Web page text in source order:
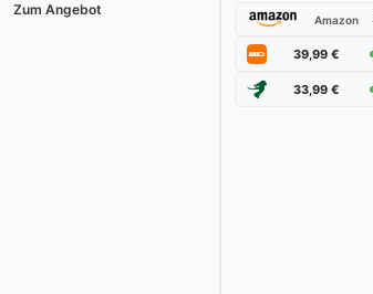
Zum Angebot
Amazon
39,99 €
33,99 €